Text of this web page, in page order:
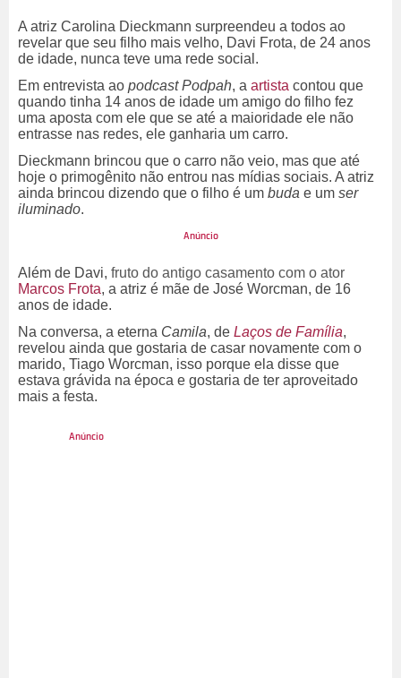
A atriz Carolina Dieckmann surpreendeu a todos ao
revelar que seu filho mais velho, Davi Frota, de 24 anos
de idade, nunca teve uma rede social.
Em entrevista ao podcast Podpah, a artista contou que
quando tinha 14 anos de idade um amigo do filho fez
uma aposta com ele que se até a maioridade ele não
entrasse nas redes, ele ganharia um carro.
Dieckmann brincou que o carro não veio, mas que até
hoje o primogênito não entrou nas mídias sociais. A atriz
ainda brincou dizendo que o filho é um buda e um ser
iluminado.
Além de Davi, fruto do antigo casamento com o ator
Marcos Frota, a atriz é mãe de José Worcman, de 16
anos de idade.
Na conversa, a eterna Camila, de Laços de Família,
revelou ainda que gostaria de casar novamente com o
marido, Tiago Worcman, isso porque ela disse que
estava grávida na época e gostaria de ter aproveitado
mais a festa.